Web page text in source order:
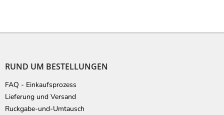
F
RUND UM BESTELLUNGEN
FAQ - Einkaufsprozess
Lieferung und Versand
Ruckgabe-und-Umtausch